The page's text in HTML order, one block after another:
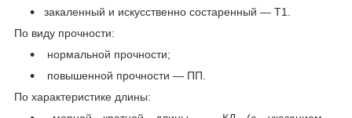
закаленный и искусственно состаренный — Т1.
По виду прочности:
нормальной прочности;
повышенной прочности — ПП.
По характеристике длины: